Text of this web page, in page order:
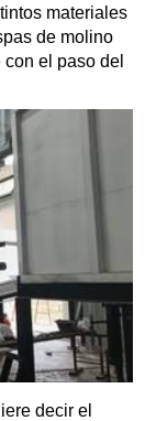
materiales
de molino
el paso del
decir el